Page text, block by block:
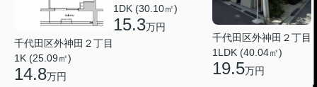
千代田区外神田２丁目
1K (25.09㎡)
14.8万円
1DK (30.10㎡)
15.3万円
千代田区外神田２丁目
1LDK (40.04㎡)
19.5万円